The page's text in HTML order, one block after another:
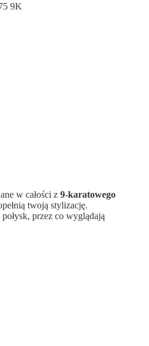
9K
w całości z 9-karatowego
twoją stylizację.
przez co wyglądają